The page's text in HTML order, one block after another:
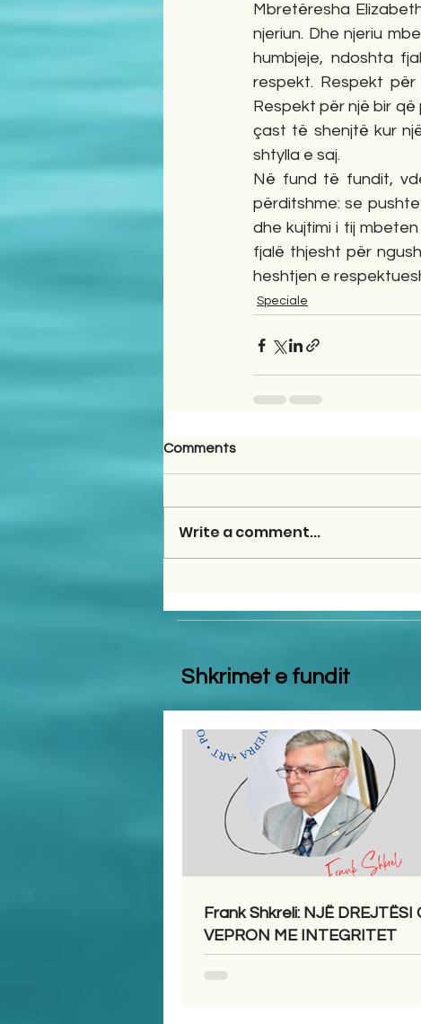
Mbretëresha
njeriun. Dhe njeriu
humbjeje, ndoshta
respekt. Respekt
Respekt për një bir
çast të shenjtë kur
shtylla e saj.
Në fund të fundit,
përditshme: se
dhe kujtimi i tij
fjalë thjesht për
heshtjen e
Speciale
Comments
Write a comment...
Shkrimet e fundit
Frank Shkreli: NJË DREJTËSI
VEPRON ME INTEGRITET